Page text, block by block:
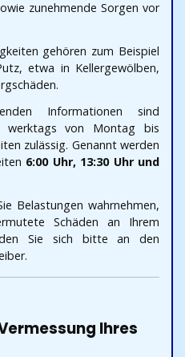
zunehmende Sorgen vor
gehören zum Beispiel
etwa in Kellergewölben,
Informationen sind
werktags von Montag bis
zulässig. Genannt werden
6:00 Uhr, 13:30 Uhr und
Belastungen wahrnehmen,
Schäden an Ihrem
Sie sich bitte an den
Ihres